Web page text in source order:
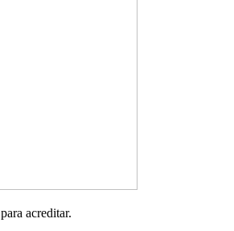
para acreditar.